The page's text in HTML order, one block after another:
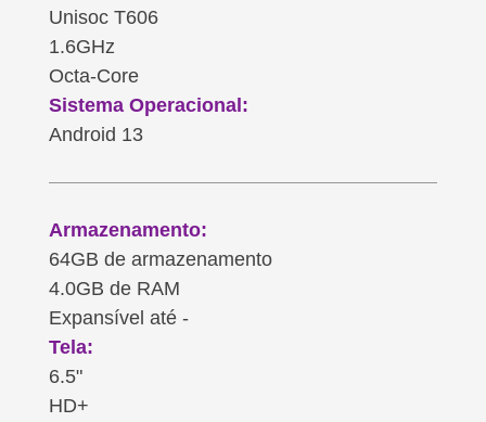
Unisoc T606
1.6GHz
Octa-Core
Sistema Operacional:
Android 13
Armazenamento:
64GB de armazenamento
4.0GB de RAM
Expansível até -
Tela:
6.5"
HD+